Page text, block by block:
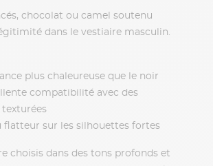
chocolat ou camel soutenu
dans le vestiaire masculin.
plus chaleureuse que le noir
compatibilité avec des
flatteur sur les silhouettes fortes
choisis dans des tons profonds et